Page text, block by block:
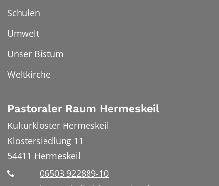
Schulen
Umwelt
Unser Bistum
Weltkirche
Pastoraler Raum Hermeskeil
Kulturkloster Hermeskeil
Klostersiedlung 11
54411 Hermeskeil
06503 922889-10